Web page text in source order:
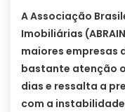
A Associação
Imobiliárias
maiores empresas
bastante atenção
dias e ressalta a
com a